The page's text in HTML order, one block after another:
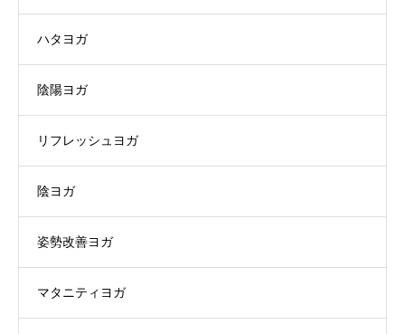
ハタヨガ
陰陽ヨガ
リフレッシュヨガ
陰ヨガ
姿勢改善ヨガ
マタニティヨガ